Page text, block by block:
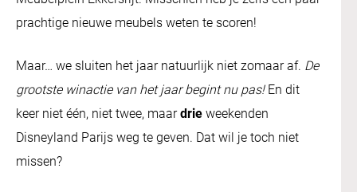
prachtige nieuwe meubels weten te scoren!
Maar… we sluiten het jaar natuurlijk niet zomaar af. De
grootste winactie van het jaar begint nu pas!En dit
keer niet één, niet twee, maardrie weekenden
Disneyland Parijs weg te geven. Dat wil je toch niet
missen?